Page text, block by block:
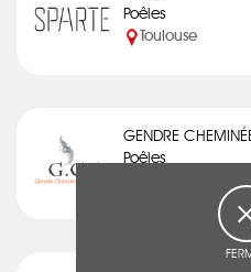
Poêles
Toulouse
GENDRE
Poêles